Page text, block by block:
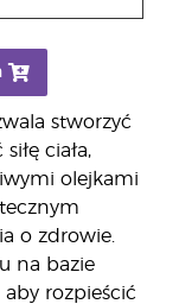
stworzyć
ciała,
olejkami
o zdrowie.
na bazie
rozpieścić